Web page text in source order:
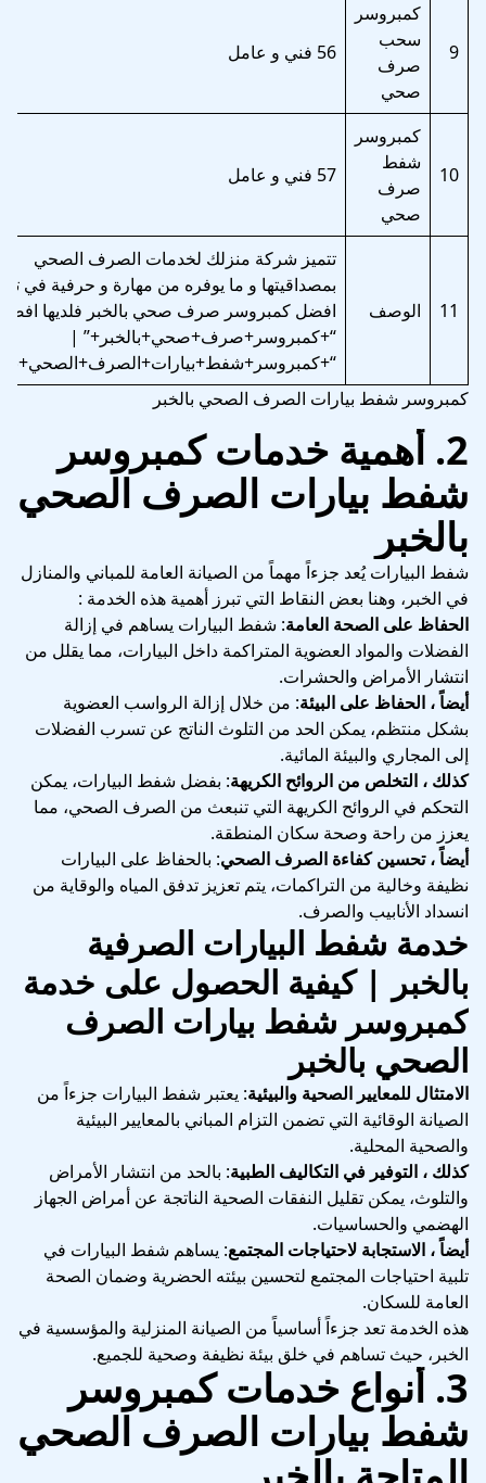
9
كمبروسر
سحب
صرف
صحي
56 فني و عامل
10
كمبروسر
شفط
صرف
صحي
57 فني و عامل
11 الوصف
تتميز شركة منزلك لخدمات الصرف الصحي
بمصداقيتها و ما يوفره من مهارة و حرفية في
افضل كمبروسر صرف صحي بالخبر فلديها
“+كمبروسر+صرف+صحي+بالخبر+” |
كمبروسر شفط بيارات الصرف الصحي بالخبر
2. أهمية خدمات كمبروسر
شفط بيارات الصرف الصحي
بالخبر
شفط البيارات يُعد جزءاً مهماً من الصيانة العامة للمباني والمنازل
في الخبر، وهنا بعض النقاط التي تبرز أهمية هذه الخدمة :
الحفاظ على الصحة العامة: شفط البيارات يساهم في إزالة
الفضلات والمواد العضوية المتراكمة داخل البيارات، مما يقلل من
انتشار الأمراض والحشرات.
أيضاً ، الحفاظ على البيئة: من خلال إزالة الرواسب العضوية
بشكل منتظم، يمكن الحد من التلوث الناتج عن تسرب الفضلات
إلى المجاري والبيئة المائية.
كذلك ، التخلص من الروائح الكريهة: بفضل شفط البيارات، يمكن
التحكم في الروائح الكريهة التي تنبعث من الصرف الصحي، مما
يعزز من راحة وصحة سكان المنطقة.
أيضاً ، تحسين كفاءة الصرف الصحي: بالحفاظ على البيارات
نظيفة وخالية من التراكمات، يتم تعزيز تدفق المياه والوقاية من
انسداد الأنابيب والصرف.
خدمة شفط البيارات الصرفية
بالخبر | كيفية الحصول على خدمة
كمبروسر شفط بيارات الصرف
الصحي بالخبر
الامتثال للمعايير الصحية والبيئية: يعتبر شفط البيارات جزءاً من
الصيانة الوقائية التي تضمن التزام المباني بالمعايير البيئية
والصحية المحلية.
كذلك ، التوفير في التكاليف الطبية: بالحد من انتشار الأمراض
والتلوث، يمكن تقليل النفقات الصحية الناتجة عن أمراض الجهاز
الهضمي والحساسيات.
أيضاً ، الاستجابة لاحتياجات المجتمع: يساهم شفط البيارات في
تلبية احتياجات المجتمع لتحسين بيئته الحضرية وضمان الصحة
العامة للسكان.
هذه الخدمة تعد جزءاً أساسياً من الصيانة المنزلية والمؤسسية في
الخبر، حيث تساهم في خلق بيئة نظيفة وصحية للجميع.
3. أنواع خدمات كمبروسر
شفط بيارات الصرف الصحي